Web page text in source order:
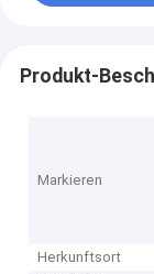
Produkt-
Markieren
Herkunftsort